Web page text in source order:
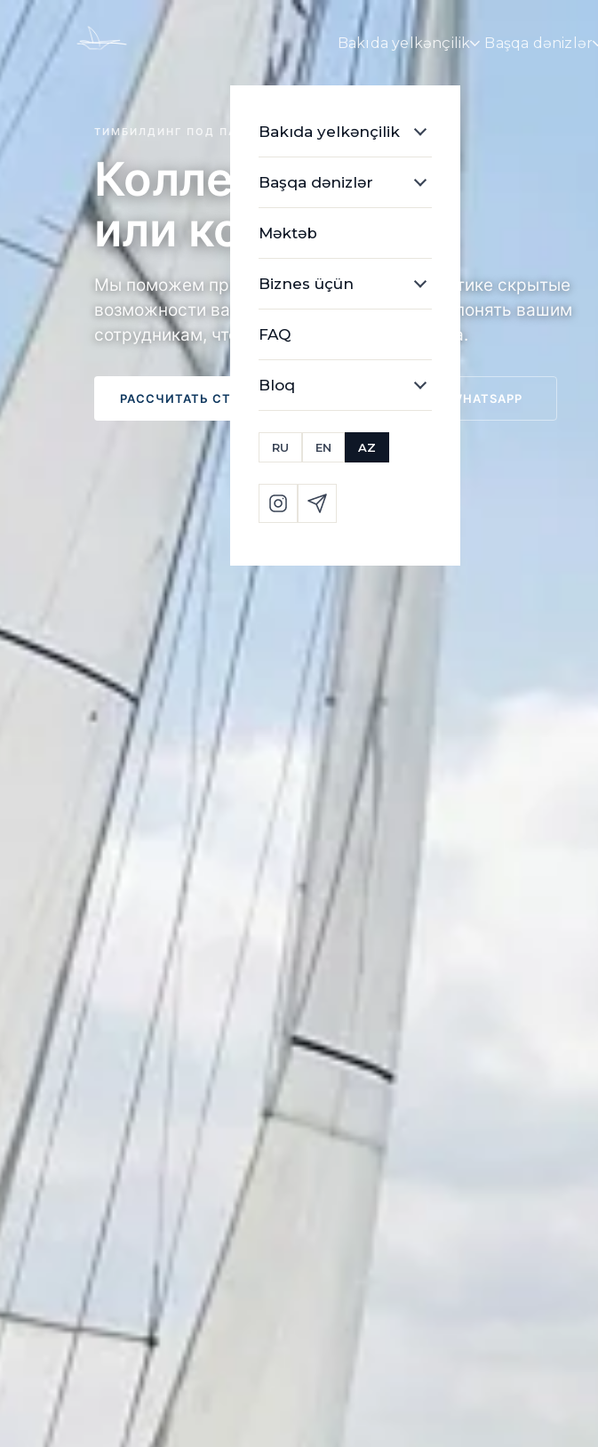
Bakıda yelkənçilik Başqa dənizlər
Bakıda yelkənçilik
Başqa dənizlər
Məktəb
Biznes üçün
FAQ
Bloq
RU EN AZ
ТИМБИЛДИНГ ПОД ПАРУСОМ
Коллектив
или команда?
Мы поможем продемонстрировать на практике скрытые
возможности вашего коллектива и помочь понять вашим
сотрудникам, что они — настоящая команда.
РАССЧИТАТЬ СТОИМОСТЬ НАПИСАТЬ В WHATSAPP